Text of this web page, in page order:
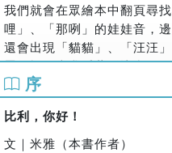
【本書特色】
§為寶寶貼心打造最舒服的「
全書採硬頁紙張及上光設計
玩，不怕寶寶口水侵襲，
寶練習翻書的大小。層層把
我們就會在眾繪本中翻頁尋
哩」、「那咧」的娃娃音，
還會出現「貓貓」、「汪汪
蛋。於是當我看著《比利，
住發笑的想，我家小魚仔一
色雨鞋、灰色吊帶褲，興奮
一個太興奮還會想要撕扯書
心，比利系列前三本是硬頁
序
比利，你好！
文｜米雅（本書作者）